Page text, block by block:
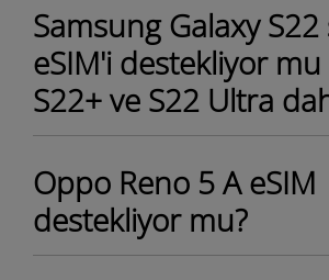
Samsung Galaxy S22
eSIM'i destekliyor mu
S22+ ve S22 Ultra
Oppo Reno 5 A eSIM
destekliyor mu?